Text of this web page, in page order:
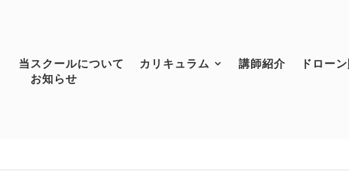
当スクールについて カリキュラム 講師紹介
ドロー
お知らせ